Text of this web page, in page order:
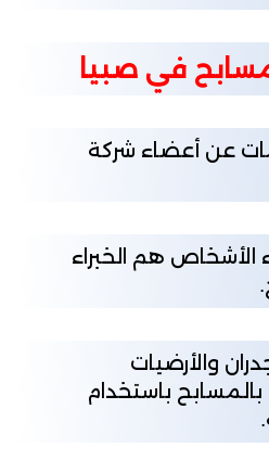
في صبيا
عن أعضاء شركة
الأشخاص هم الخبراء
والأرضيات
باستخدام